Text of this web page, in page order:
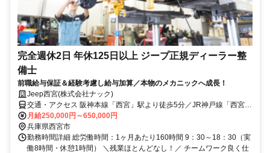
完全週休2日 年休125日以上 ジープ正規ディーラー整
備士
前職給与保証＆経験考慮し給与加算／本物のメカニックへ成長！
Jeep西宮(株式会社ナック)
交通・アクセス 阪神本線「西宮」駅より徒歩5分／JR神戸線「西宮」
駅より徒歩6分
月給250,000円～650,000円
兵庫県西宮市
勤務時間詳細 総労働時間：1ヶ月あたり160時間 9：30～18：30（実
働8時間・休憩1時間） ＼残業ほとんどなし！／ チームワーク良く仕